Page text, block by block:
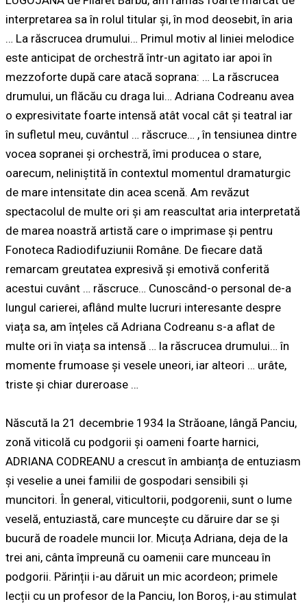
interpretarea sa în rolul titular și, în mod deosebit, în aria
… La răscrucea drumului… Primul motiv al liniei melodice
este anticipat de orchestră într-un agitato iar apoi în
mezzoforte după care atacă soprana: … La răscrucea
drumului, un flăcău cu draga lui… Adriana Codreanu avea
o expresivitate foarte intensă atât vocal cât și teatral iar
în sufletul meu, cuvântul … răscruce… , în tensiunea dintre
vocea sopranei și orchestră, îmi producea o stare,
oarecum, neliniștită în contextul momentul dramaturgic
de mare intensitate din acea scenă. Am revăzut
spectacolul de multe ori și am reascultat aria interpretată
de marea noastră artistă care o imprimase și pentru
Fonoteca Radiodifuziunii Române. De fiecare dată
remarcam greutatea expresivă și emotivă conferită
acestui cuvânt … răscruce… Cunoscând-o personal de-a
lungul carierei, aflând multe lucruri interesante despre
viața sa, am înțeles că Adriana Codreanu s-a aflat de
multe ori în viața sa intensă … la răscrucea drumului… în
momente frumoase și vesele uneori, iar alteori … urâte,
triste și chiar dureroase …
Născută la 21 decembrie 1934 la Străoane, lângă Panciu,
zonă viticolă cu podgorii și oameni foarte harnici,
ADRIANA CODREANU a crescut în ambianța de entuziasm
și veselie a unei familii de gospodari sensibili și
muncitori. În general, viticultorii, podgorenii, sunt o lume
veselă, entuziastă, care muncește cu dăruire dar se și
bucură de roadele muncii lor. Micuța Adriana, deja de la
trei ani, cânta împreună cu oamenii care munceau în
podgorii. Părinții i-au dăruit un mic acordeon; primele
lecții cu un profesor de la Panciu, Ion Boroș, i-au stimulat